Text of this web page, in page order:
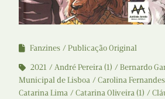
Fanzines
Publicação Original
2021
André Pereira (1) Bernardo
Municipal de Lisboa
Carolina Fernandes
Catarina Lima
Catarina Oliveira (1)